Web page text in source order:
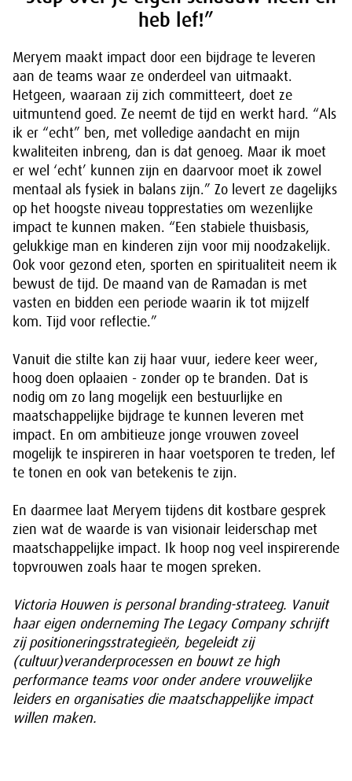
heb lef!”
Meryem maakt impact door een bijdrage te leveren
aan de teams waar ze onderdeel van uitmaakt.
Hetgeen, waaraan zij zich committeert, doet ze
uitmuntend goed. Ze neemt de tijd en werkt hard. “Als
ik er “echt” ben, met volledige aandacht en mijn
kwaliteiten inbreng, dan is dat genoeg. Maar ik moet
er wel ‘echt’ kunnen zijn en daarvoor moet ik zowel
mentaal als fysiek in balans zijn.” Zo levert ze dagelijks
op het hoogste niveau topprestaties om wezenlijke
impact te kunnen maken. “Een stabiele thuisbasis,
gelukkige man en kinderen zijn voor mij noodzakelijk.
Ook voor gezond eten, sporten en spiritualiteit neem ik
bewust de tijd. De maand van de Ramadan is met
vasten en bidden een periode waarin ik tot mijzelf
kom. Tijd voor reflectie.”
Vanuit die stilte kan zij haar vuur, iedere keer weer,
hoog doen oplaaien - zonder op te branden. Dat is
nodig om zo lang mogelijk een bestuurlijke en
maatschappelijke bijdrage te kunnen leveren met
impact. En om ambitieuze jonge vrouwen zoveel
mogelijk te inspireren in haar voetsporen te treden, lef
te tonen en ook van betekenis te zijn.
En daarmee laat Meryem tijdens dit kostbare gesprek
zien wat de waarde is van visionair leiderschap met
maatschappelijke impact. Ik hoop nog veel inspirerende
topvrouwen zoals haar te mogen spreken.
Victoria Houwen is personal branding-strateeg. Vanuit
haar eigen onderneming The Legacy Company schrijft
zij positioneringsstrategieën, begeleidt zij
(cultuur)veranderprocessen en bouwt ze high
performance teams voor onder andere vrouwelijke
leiders en organisaties die maatschappelijke impact
willen maken.